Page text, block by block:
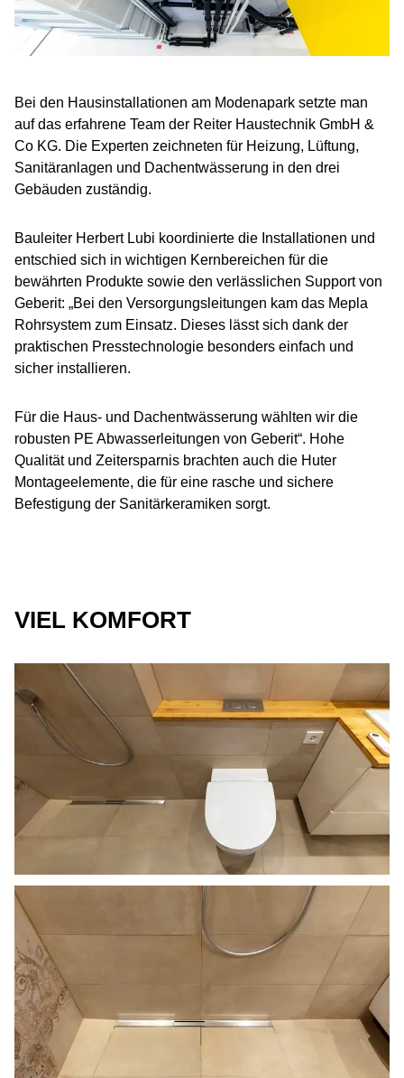
Bei den Hausinstallationen am Modenapark setzte man
auf das erfahrene Team der Reiter Haustechnik GmbH &
Co KG. Die Experten zeichneten für Heizung, Lüftung,
Sanitäranlagen und Dachentwässerung in den drei
Gebäuden zuständig.
Bauleiter Herbert Lubi koordinierte die Installationen und
entschied sich in wichtigen Kernbereichen für die
bewährten Produkte sowie den verlässlichen Support von
Geberit: „Bei den Versorgungsleitungen kam das Mepla
Rohrsystem zum Einsatz. Dieses lässt sich dank der
praktischen Presstechnologie besonders einfach und
sicher installieren.
Für die Haus- und Dachentwässerung wählten wir die
robusten PE Abwasserleitungen von Geberit“. Hohe
Qualität und Zeitersparnis brachten auch die Huter
Montageelemente, die für eine rasche und sichere
Befestigung der Sanitärkeramiken sorgt.
VIEL KOMFORT